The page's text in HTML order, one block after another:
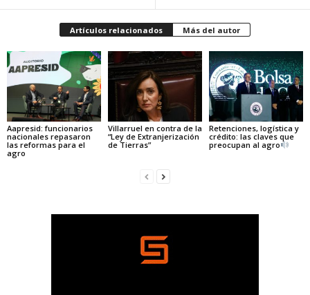
Artículos relacionados Más del autor
Aapresid: funcionarios
nacionales repasaron
las reformas para el
agro
Villarruel en contra de la
“Ley de Extranjerización
de Tierras”
Retenciones, logística y
crédito: las claves que
preocupan al agro